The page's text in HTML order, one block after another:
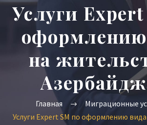
Услуги
на
Главная
Миграционные
Услуги Expert SM по оформлению